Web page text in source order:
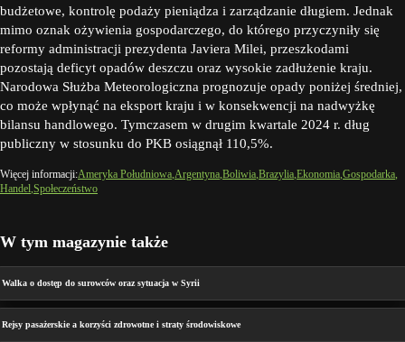
budżetowe, kontrolę podaży pieniądza i zarządzanie długiem. Jednak
mimo oznak ożywienia gospodarczego, do którego przyczyniły się
reformy administracji prezydenta Javiera Milei, przeszkodami
pozostają deficyt opadów deszczu oraz wysokie zadłużenie kraju.
Narodowa Służba Meteorologiczna prognozuje opady poniżej średniej,
co może wpłynąć na eksport kraju i w konsekwencji na nadwyżkę
bilansu handlowego. Tymczasem w drugim kwartale 2024 r. dług
publiczny w stosunku do PKB osiągnął 110,5%.
Więcej informacji:Ameryka Południowa Argentyna Boliwia Brazylia Ekonomia Gospodarka
Handel Społeczeństwo
W tym magazynie także
Walka o dostęp do surowców oraz sytuacja w Syrii
Rejsy pasażerskie a korzyści zdrowotne i straty środowiskowe